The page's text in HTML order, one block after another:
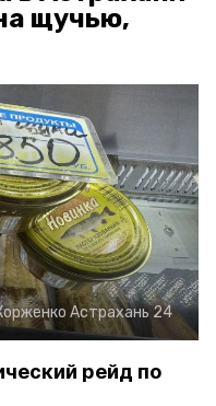
щучью,
Астрахань 24
рейд по